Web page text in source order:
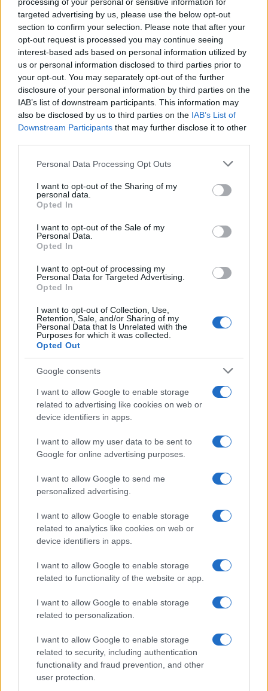
targeted advertising by us, please use the below opt-out
section to confirm your selection. Please note that after your
opt-out request is processed you may continue seeing
interest-based ads based on personal information utilized by
us or personal information disclosed to third parties prior to
your opt-out. You may separately opt-out of the further
disclosure of your personal information by third parties on the
IAB’s list of downstream participants. This information may
also be disclosed by us to third parties on the IAB’s List of
Downstream Participants that may further disclose it to other
Please note that this website/app uses one or more Google
not limited to your visit or usage behaviour. You may click to
grant or deny consent to Google and its third-party tags to
use your data for below specified purposes in below Google
consent section.
Personal Data Processing Opt Outs
I want to opt-out of the Sharing of my
personal data.
Opted In
I want to opt-out of the Sale of my
Personal Data.
Opted In
I want to opt-out of processing my
Personal Data for Targeted Advertising.
Opted In
I want to opt-out of Collection, Use,
Retention, Sale, and/or Sharing of my
Personal Data that Is Unrelated with the
Purposes for which it was collected.
Opted Out
Google consents
I want to allow Google to enable storage
related to advertising like cookies on web or
device identifiers in apps.
I want to allow my user data to be sent to
Google for online advertising purposes.
I want to allow Google to send me
personalized advertising.
I want to allow Google to enable storage
related to analytics like cookies on web or
device identifiers in apps.
I want to allow Google to enable storage
related to functionality of the website or app.
I want to allow Google to enable storage
related to personalization.
I want to allow Google to enable storage
related to security, including authentication
functionality and fraud prevention, and other
user protection.
PESCI
Oroscopo Pesci agosto 2026: amore, lavoro e